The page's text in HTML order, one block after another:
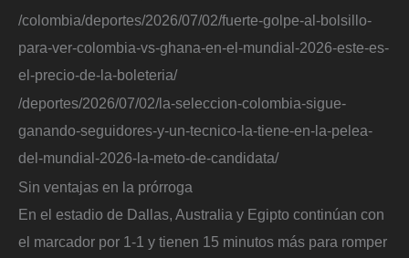
/colombia/deportes/2026/07/02/fuerte-golpe-al-bolsillo-
para-ver-colombia-vs-ghana-en-el-mundial-2026-este-es-
el-precio-de-la-boleteria/
/deportes/2026/07/02/la-seleccion-colombia-sigue-
ganando-seguidores-y-un-tecnico-la-tiene-en-la-pelea-
del-mundial-2026-la-meto-de-candidata/
Sin ventajas en la prórroga
En el estadio de Dallas, Australia y Egipto continúan con
el marcador por 1-1 y tienen 15 minutos más para romper